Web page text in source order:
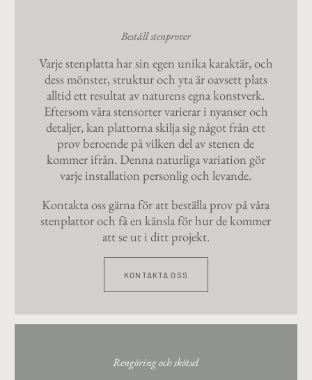
Beställ stenprover
Varje stenplatta har sin egen unika karaktär, och
dess mönster, struktur och yta är oavsett plats
alltid ett resultat av naturens egna konstverk.
Eftersom våra stensorter varierar i nyanser och
detaljer, kan plattorna skilja sig något från ett
prov beroende på vilken del av stenen de
kommer ifrån. Denna naturliga variation gör
varje installation personlig och levande.
Kontakta oss gärna för att beställa prov på våra
stenplattor och få en känsla för hur de kommer
att se ut i ditt projekt.
KONTAKTA OSS
Rengöring och skötsel